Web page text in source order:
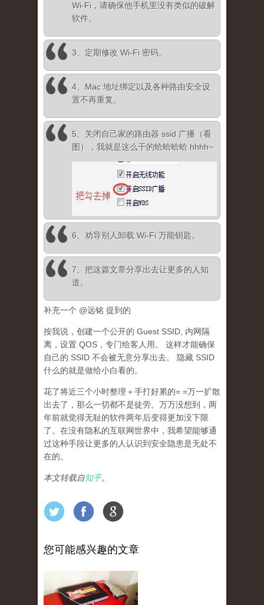
Wi-Fi，请确保他手机里没有类似的破解
软件。
3、定期修改 Wi-Fi 密码。
4、Mac 地址绑定以及各种路由安全设
置不再重复。
5、关闭自己家的路由器 ssid 广播（看
图），我就是这么干的蛤蛤蛤蛤 hhhh~
6、劝导别人卸载 Wi-Fi 万能钥匙。
7、把这篇文章分享出去让更多的人知
道。
补充一个 @远铭 提到的
按我说，创建一个公开的 Guest SSID, 内网隔
离，设置 QOS，专门给客人用。 这样才能确保
自己的 SSID 不会被无意分享出去。 隐藏 SSID
什么的就是做给小白看的。
花了将近三个小时整理＋手打好累的= =万一扩散
出去了，那么一切都不是徒劳。万万没想到，两
年前就觉得无耻的软件两年后变得更加没下限
了。在没有隐私的互联网世界中，我希望能够通
过这种手段让更多的人认识到安全隐患是无处不
在的。
本文转载自知乎。
您可能感兴趣的文章